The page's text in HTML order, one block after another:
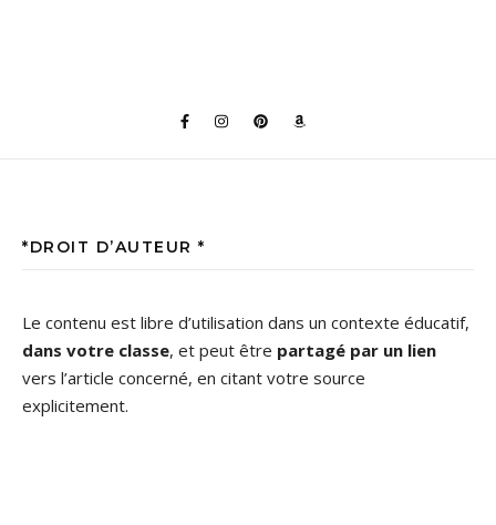
*DROIT D’AUTEUR *
Le contenu est libre d’utilisation dans un contexte éducatif,
dans votre classe, et peut être partagé par un lien
vers l’article concerné, en citant votre source
explicitement.